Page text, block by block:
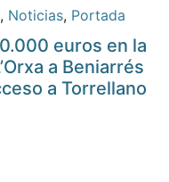
, Noticias, Portada
euros en la
a Beniarrés
a Torrellano